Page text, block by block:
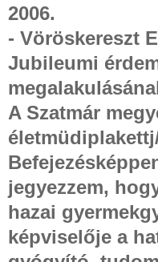
2006.
- Vöröskereszt
Jubileumi
A Szatmár
jegyezzem,
hazai
képviselője a